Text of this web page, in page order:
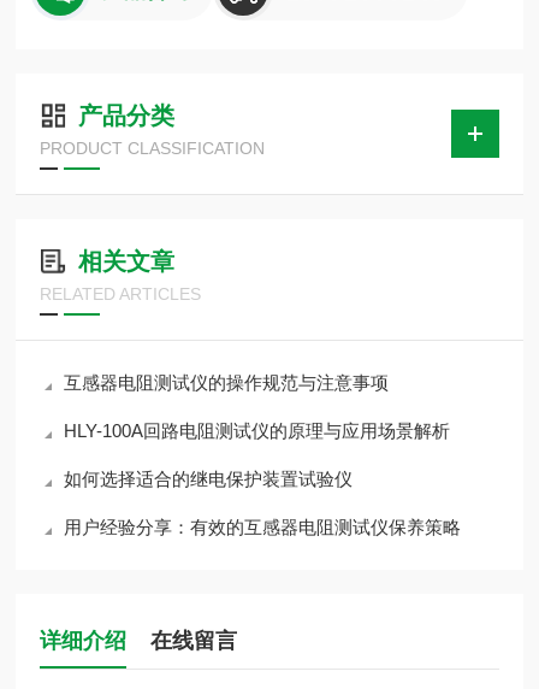
产品分类
PRODUCT CLASSIFICATION
相关文章
RELATED ARTICLES
互感器电阻测试仪的操作规范与注意事项
HLY-100A回路电阻测试仪的原理与应用场景解析
如何选择适合的继电保护装置试验仪
用户经验分享：有效的互感器电阻测试仪保养策略
详细介绍 在线留言